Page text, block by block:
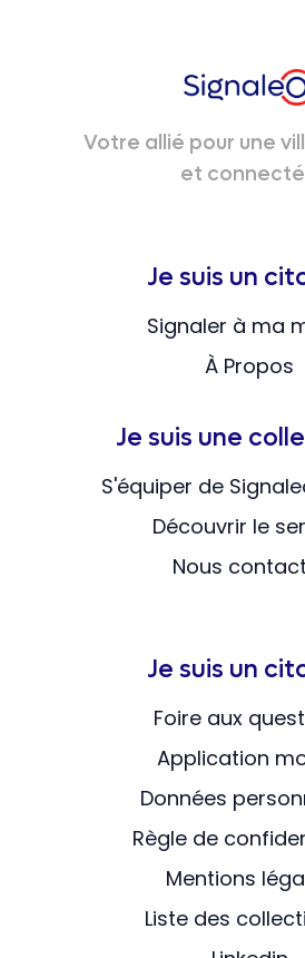
Votre allié pour une
et
Je suis un
Signaler à ma
À Propos
Je suis une
S'équiper de
Découvrir le
Nous
Je suis un
Foire aux
Application
Données
Règle de
Mentions
Liste des